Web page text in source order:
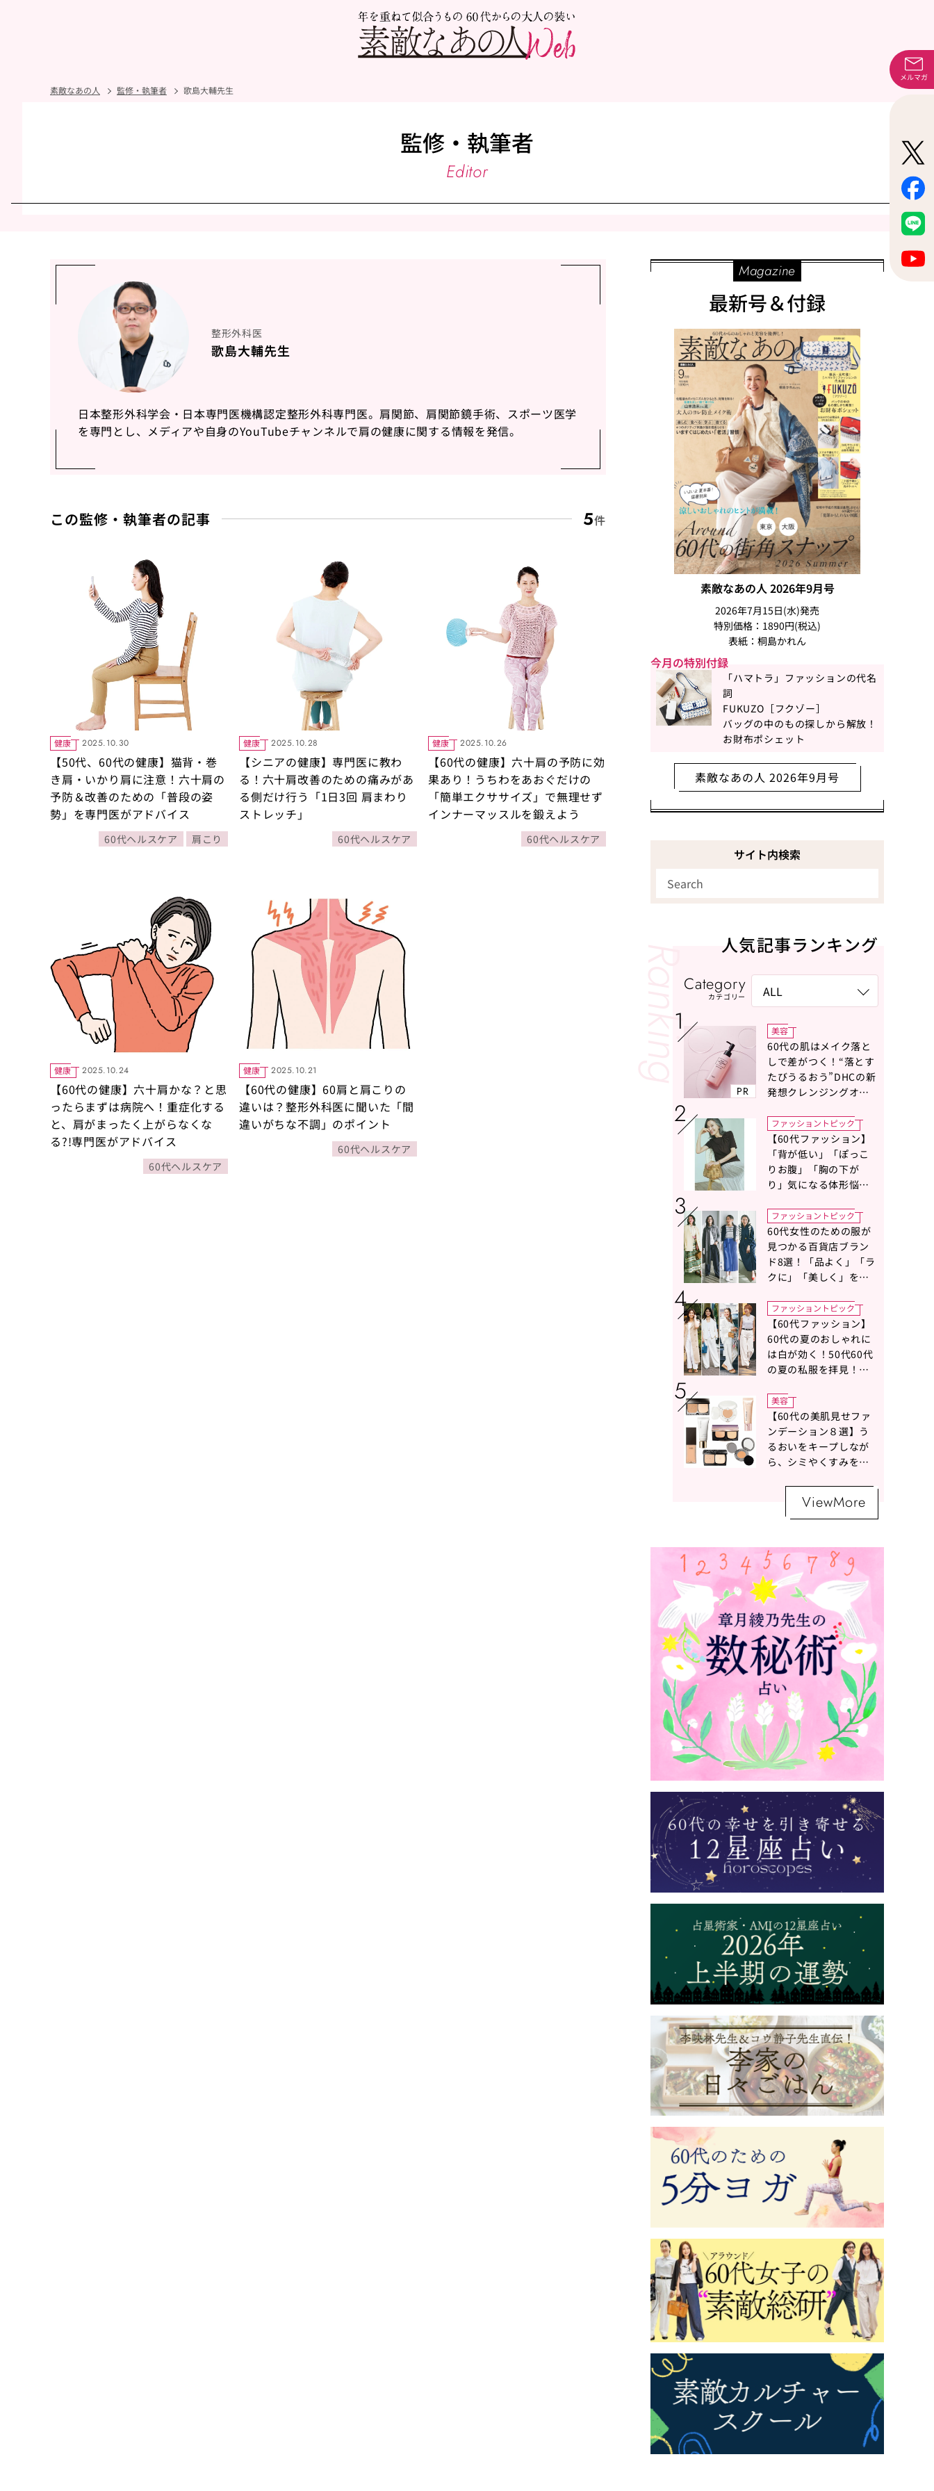
素敵なあの人 監修・執筆者 歌島大輔先生
監修・執筆者
Editor
整形外科医
歌島大輔先生
日本整形外科学会・日本専門医機構認定整形外科専門医。肩関節、肩関節鏡手術、スポーツ医学
を専門とし、メディアや自身のYouTubeチャンネルで肩の健康に関する情報を発信。
この監修・執筆者の記事 5件
健康 2025.10.30
【50代、60代の健康】猫背・巻
き肩・いかり肩に注意！六十肩の
予防＆改善のための「普段の姿
勢」を専門医がアドバイス
60代ヘルスケア 肩こり
健康 2025.10.28
【シニアの健康】専門医に教わ
る！六十肩改善のための痛みがあ
る側だけ行う「1日3回 肩まわり
ストレッチ」
60代ヘルスケア
健康 2025.10.26
【60代の健康】六十肩の予防に効
果あり！うちわをあおぐだけの
「簡単エクササイズ」で無理せず
インナーマッスルを鍛えよう
60代ヘルスケア
健康 2025.10.24
【60代の健康】六十肩かな？と思
ったらまずは病院へ！重症化する
と、肩がまったく上がらなくな
る?!専門医がアドバイス
60代ヘルスケア
健康 2025.10.21
【60代の健康】60肩と肩こりの
違いは？整形外科医に聞いた「間
違いがちな不調」のポイント
60代ヘルスケア
Magazine
最新号＆付録
素敵なあの人 2026年9月号
2026年7月15日(水)発売
特別価格：1890円(税込)
表紙：桐島かれん
今月の特別付録
「ハマトラ」ファッションの代名
詞
FUKUZO［フクゾー］
バッグの中のもの探しから解放！
お財布ポシェット
素敵なあの人 2026年9月号
サイト内検索
人気記事ランキング
Category
カテゴリー
PR
美容
60代の肌はメイク落と
しで差がつく！“落とす
たびうるおう”DHCの新
発想クレンジングオイ
ファッショントピック
【60代ファッション】
「背が低い」「ぽっこ
りお腹」「胸の下が
り」気になる体形悩み
の選び方〉をスタイリ
スト地曳いく子さんが
アドバイス！
ファッショントピック
60代女性のための服が
見つかる百貨店ブラン
ド8選！「品よく」「ラ
クに」「美しく」を叶
ファッショントピック
【60代ファッション】
60代の夏のおしゃれに
は白が効く！50代60代
の夏の私服を拝見！白
の魔術】
美容
【60代の美肌見せファ
ンデーション８選】う
るおいをキープしなが
ら、シミやくすみをナ
ViewMore
メルマガ